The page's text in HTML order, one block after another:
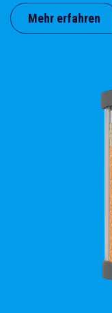
Mehr erfahren